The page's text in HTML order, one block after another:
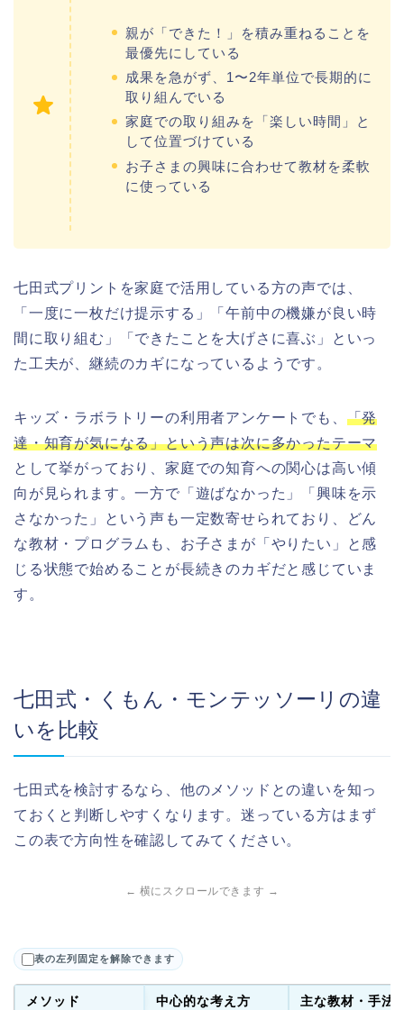
親が「できた！」を積み重ねることを
最優先にしている
成果を急がず、1〜2年単位で長期的に
取り組んでいる
家庭での取り組みを「楽しい時間」と
して位置づけている
お子さまの興味に合わせて教材を柔軟
に使っている
七田式プリントを家庭で活用している方の声では、
「一度に一枚だけ提示する」「午前中の機嫌が良い時
間に取り組む」「できたことを大げさに喜ぶ」といっ
た工夫が、継続のカギになっているようです。
キッズ・ラボラトリーの利用者アンケートでも、 「発
達・知育が気になる」という声は次に多かったテーマ
として挙がっており、家庭での知育への関心は高い傾
向が見られます。一方で「遊ばなかった」「興味を示
さなかった」という声も一定数寄せられており、どん
な教材・プログラムも、お子さまが「やりたい」と感
じる状態で始めることが長続きのカギだと感じていま
す。
七田式・くもん・モンテッソーリの違
いを比較
七田式を検討するなら、他のメソッドとの違いを知っ
ておくと判断しやすくなります。迷っている方はまず
この表で方向性を確認してみてください。
← 横にスクロールできます →
表の左列固定を解除できます
メソッド 中心的な考え方 主な教材・手法